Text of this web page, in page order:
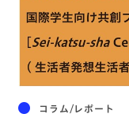
コラム/レポート